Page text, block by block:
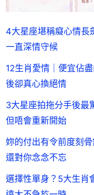
4大星座堪稱癡心情
一直深情守候
12生肖愛情｜便宜佔
後卻真心換絕情
3大星座拍拖分手後
但唔會重新開始
妳的付出有令前度刻
還對你念念不忘
選擇性單身？5大生